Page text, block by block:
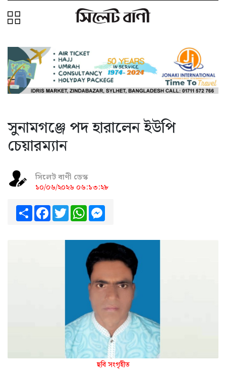
সুনামগঞ্জে পদ হারালেন ইউপি
চেয়ারম্যান
সিলেট বাণী ডেস্ক
১০/০৬/২০২৬ ০৬:১৩:২৮
ShareFacebook
TwitterWhatsApp
ছবি সংগৃহীত